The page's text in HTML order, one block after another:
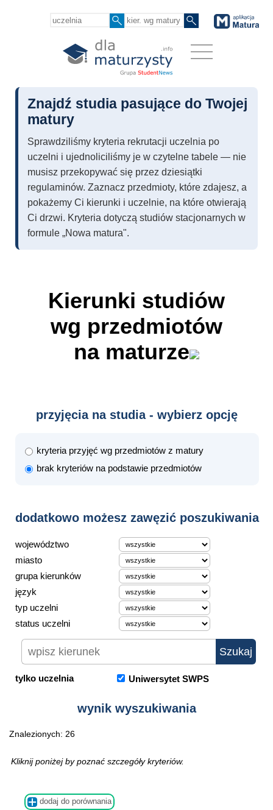
Znajdź studia pasujące do Twojej
matury
Sprawdziliśmy kryteria rekrutacji uczelnia po
uczelni i ujednoliciliśmy je w czytelne tabele — nie
musisz przekopywać się przez dziesiątki
regulaminów. Zaznacz przedmioty, które zdajesz, a
pokażemy Ci kierunki i uczelnie, na które otwierają
Ci drzwi. Kryteria dotyczą studiów stacjonarnych w
formule „Nowa matura".
Kierunki studiów
wg przedmiotów
na maturze
przyjęcia na studia - wybierz opcję
kryteria przyjęć wg przedmiotów z matury
brak kryteriów na podstawie przedmiotów
dodatkowo możesz zawęzić poszukiwania
województwo
miasto
grupa kierunków
język
typ uczelni
status uczelni
tylko uczelnia Uniwersytet SWPS
wynik wyszukiwania
Znalezionych: 26
Kliknij poniżej by poznać szczegóły kryteriów.
dodaj do porównania